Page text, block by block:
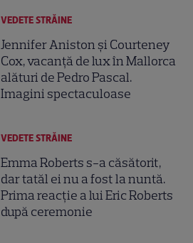
VEDETE STRĂINE
Jennifer Aniston și Courteney
Cox, vacanță de lux în Mallorca
alături de Pedro Pascal.
Imagini spectaculoase
VEDETE STRĂINE
Emma Roberts s-a căsătorit,
dar tatăl ei nu a fost la nuntă.
Prima reacție a lui Eric Roberts
după ceremonie